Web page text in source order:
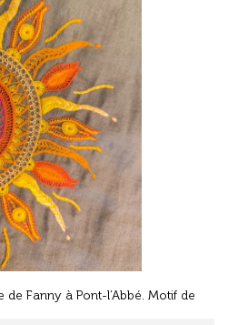
de Fanny à Pont-l’Abbé. Motif de